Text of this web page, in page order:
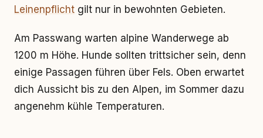
Leinenpflicht gilt nur in bewohnten Gebieten.
Am Passwang warten alpine Wanderwege ab
1200 m Höhe. Hunde sollten trittsicher sein, denn
einige Passagen führen über Fels. Oben erwartet
dich Aussicht bis zu den Alpen, im Sommer dazu
angenehm kühle Temperaturen.